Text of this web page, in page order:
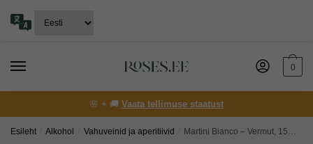
0
🌸 + 🚚 Vaata tellimuse staatust
Esileht Alkohol Vahuveinid ja aperitiivid Martini Bianco – Vermut, 15%, 1,0L